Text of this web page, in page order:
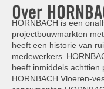
Over
HORNBACH is een
projectbouwmarkten
heeft een historie van
medewerkers.
heeft inmiddels achttien
HORNBACH Vloeren-